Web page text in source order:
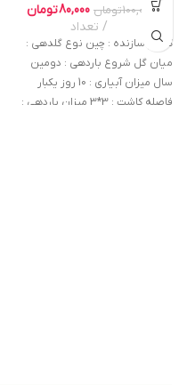
100,000تومان 80,000تومان
تعداد
کشور سازنده : چین نوع گلدهی :
میان گل شروع باردهی : دومین
سال میزان آبیاری : 10 روز یکبار
فاصله کاشت : 3*3 میزان باردهی :